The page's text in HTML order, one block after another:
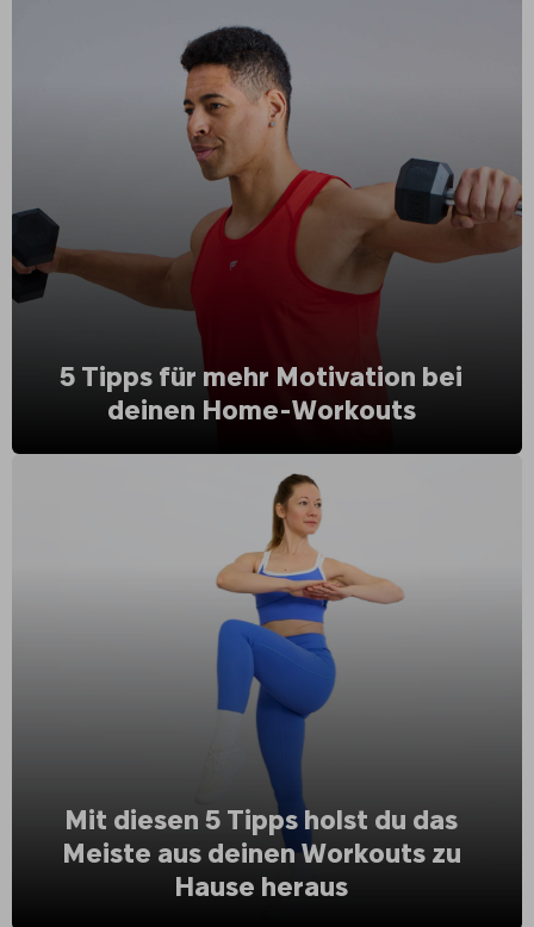
5 Tipps für mehr Motivation bei
deinen Home-Workouts
Mit diesen 5 Tipps holst du das
Meiste aus deinen Workouts zu
Hause heraus